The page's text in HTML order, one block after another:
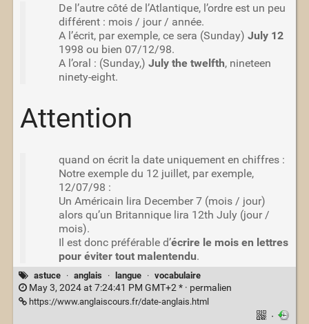
De l’autre côté de l’Atlantique, l’ordre est un peu
différent : mois / jour / année.
A l’écrit, par exemple, ce sera (Sunday) July 12
1998 ou bien 07/12/98.
A l’oral : (Sunday,) July the twelfth, nineteen
ninety-eight.
Attention
quand on écrit la date uniquement en chiffres :
Notre exemple du 12 juillet, par exemple,
12/07/98 :
Un Américain lira December 7 (mois / jour)
alors qu’un Britannique lira 12th July (jour /
mois).
Il est donc préférable d’écrire le mois en lettres
pour éviter tout malentendu.
astuce · anglais · langue · vocabulaire
May 3, 2024 at 7:24:41 PM GMT+2 * · permalien
https://www.anglaiscours.fr/date-anglais.html
·